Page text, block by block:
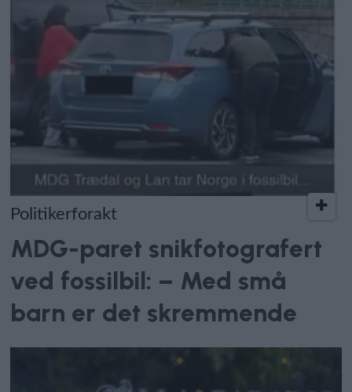
Politikerforakt
MDG-paret snikfotografert
ved fossilbil: – Med små
barn er det skremmende